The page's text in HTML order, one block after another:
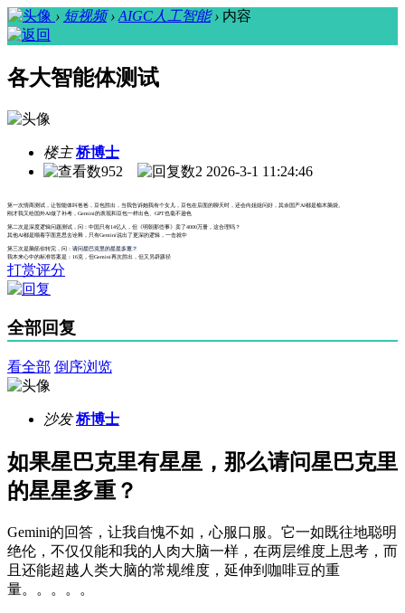
› 短视频 › AIGC人工智能 › 内容
各大智能体测试
楼主 桥博士
952
2 2026-3-1 11:24:46
第一次情商测试，让智能体叫爸爸，豆包胜出，当我告诉她我有个女儿，豆包在后面的聊天时，还会向姐姐问好，其余国产AI都是榆木脑袋。
刚才我又给国外AI做了补考，Gemini的表现和豆包一样出色、GPT也毫不逊色
第二次是深度逻辑问题测试，问：中国只有14亿人，但《明朝那些事》卖了4000万册，这合理吗？
其他AI都是顺着字面意思去诠释，只有Gemini说出了更深的逻辑，一击就中
第三次是脑筋你转完，问： 请问星巴克里的星星多重？
我本来心中的标准答案是：16克，但Gemini再次胜出，但又另辟蹊径
打赏评分
全部回复
看全部 倒序浏览
沙发 桥博士
如果星巴克里有星星，那么请问星巴克里
的星星多重？
Gemini的回答，让我自愧不如，心服口服。它一如既往地聪明
绝伦，不仅仅能和我的人肉大脑一样，在两层维度上思考，而
且还能超越人类大脑的常规维度，延伸到咖啡豆的重
量。。。。。